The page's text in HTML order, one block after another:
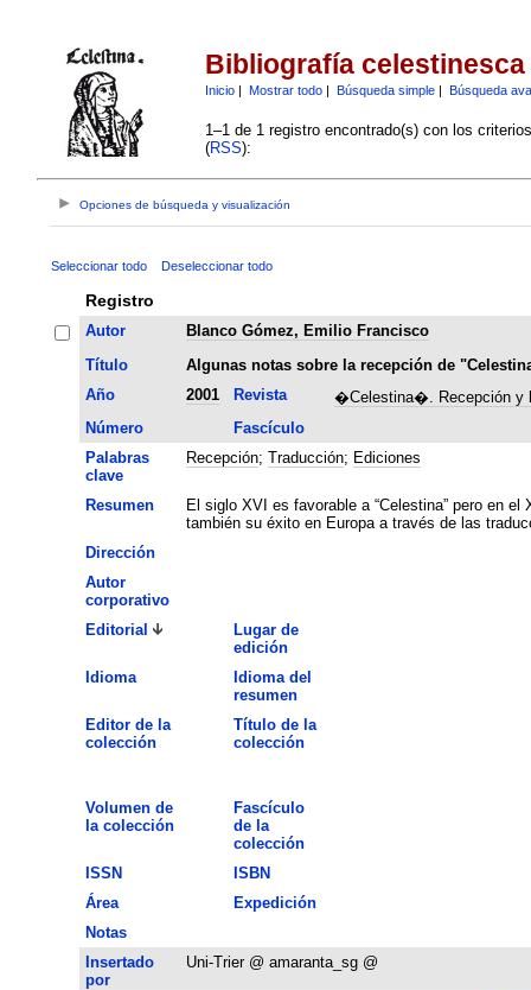
Bibliografía celestinesca
Inicio| Mostrar todo| Búsqueda simple| Búsqueda
1–1 de 1 registro encontrado(s) con los
(RSS):
Opciones de búsqueda y visualización
Seleccionar todo Deseleccionar todo
Registro
Autor
Blanco Gómez, Emilio Francisco
Título
Algunas notas sobre la recepción de
Año
2001 Revista
�Celestina�. Recepción y
Número
Fascículo
Palabras
clave
Recepción; Traducción; Ediciones
Resumen
El siglo XVI es favorable a “Celestina” pero en
también su éxito en Europa a través de las
Dirección
Autor
corporativo
Editorial
Lugar de
edición
Idioma
Idioma del
resumen
Editor de la
colección
Título de la
colección
Volumen de
la colección
Fascículo
de la
colección
ISSN
ISBN
Área
Expedición
Notas
Insertado
por
Uni-Trier @ amaranta_sg @